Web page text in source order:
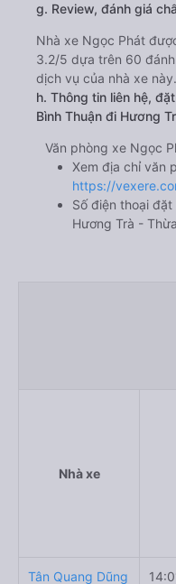
g. Review, đánh giá
Nhà xe Ngọc Phát
3.2/5 dựa trên 60
dịch vụ của nhà xe này.
h. Thông tin liên hệ,
Bình Thuận đi Hương
Văn phòng xe Ngọc
Xem địa chỉ văn
https://
Số điện thoại đặt
Hương Trà -
Nhà xe
Tân Quang Dũng